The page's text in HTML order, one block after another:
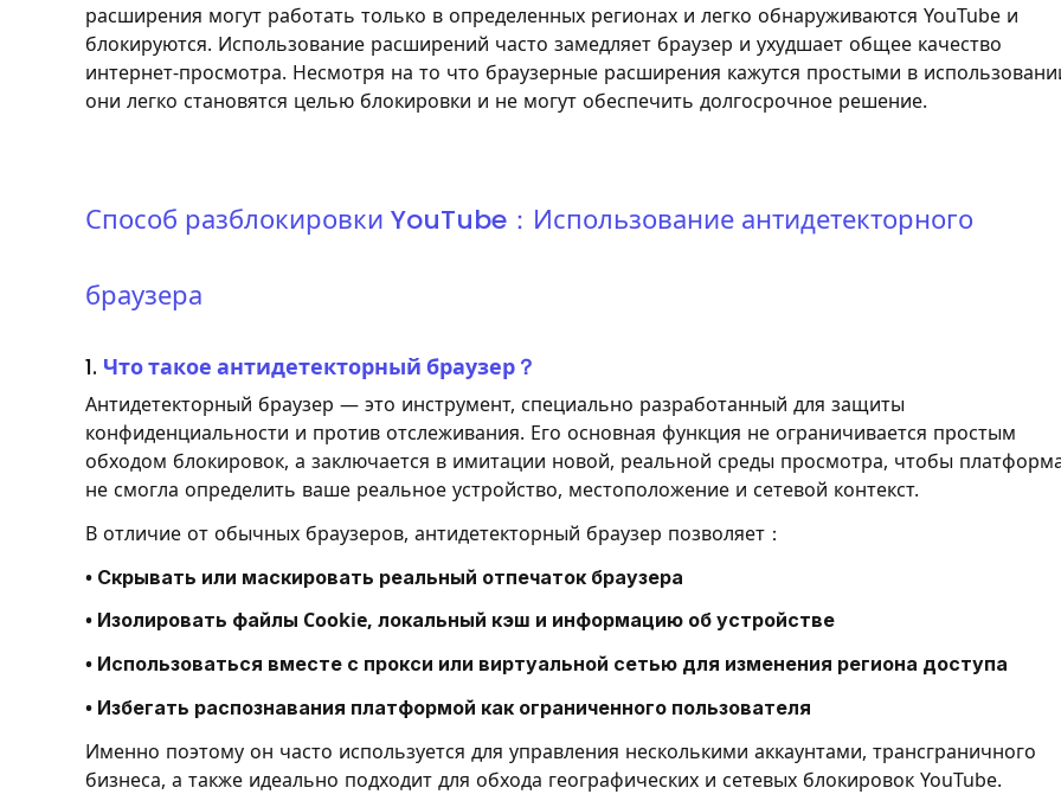
расширения могут работать только в определенных регионах и легко обнаруживаются YouTube и
блокируются. Использование расширений часто замедляет браузер и ухудшает общее качество
интернет-просмотра. Несмотря на то что браузерные расширения кажутся простыми в
они легко становятся целью блокировки и не могут обеспечить долгосрочное решение.
Способ разблокировки YouTube：Использование антидетекторного
браузера
1. Что такое антидетекторный браузер？
Антидетекторный браузер — это инструмент, специально разработанный для защиты
конфиденциальности и против отслеживания. Его основная функция не ограничивается простым
обходом блокировок, а заключается в имитации новой, реальной среды просмотра, чтобы
не смогла определить ваше реальное устройство, местоположение и сетевой контекст.
В отличие от обычных браузеров, антидетекторный браузер позволяет：
• Скрывать или маскировать реальный отпечаток браузера
• Изолировать файлы Cookie, локальный кэш и информацию об устройстве
• Использоваться вместе с прокси или виртуальной сетью для изменения региона доступа
• Избегать распознавания платформой как ограниченного пользователя
Именно поэтому он часто используется для управления несколькими аккаунтами, трансграничного
бизнеса, а также идеально подходит для обхода географических и сетевых блокировок YouTube.